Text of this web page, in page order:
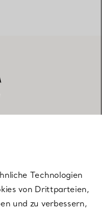
Technologien
von Drittparteien,
und zu verbessern,